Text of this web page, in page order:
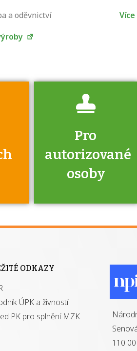
a oděvnictví
Pro
autorizované
osoby
výhody má získání
ODKAZY
ÚPK a živností
PK pro splnění MZK
110